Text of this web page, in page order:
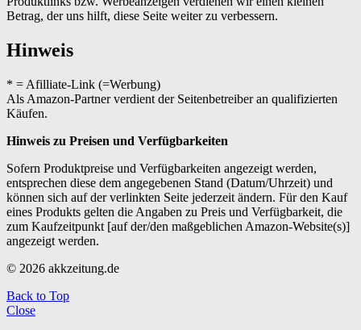
Betrag, der uns hilft, diese Seite weiter zu verbessern.
Hinweis
* = Afilliate-Link (=Werbung)
Als Amazon-Partner verdient der Seitenbetreiber an qualifizierten
Käufen.
Hinweis zu Preisen und Verfügbarkeiten
Sofern Produktpreise und Verfügbarkeiten angezeigt werden,
entsprechen diese dem angegebenen Stand (Datum/Uhrzeit) und
können sich auf der verlinkten Seite jederzeit ändern. Für den Kauf
eines Produkts gelten die Angaben zu Preis und Verfügbarkeit, die
zum Kaufzeitpunkt [auf der/den maßgeblichen Amazon-Website(s)]
angezeigt werden.
© 2026 akkzeitung.de
Back to Top
Close